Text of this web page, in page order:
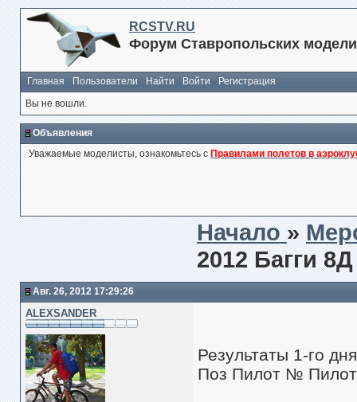
RCSTV.RU
Форум Ставропольских
Главная Пользователи Найти Войти
Регистрация
Вы не вошли.
Объявления
Уважаемые моделисты, ознакомьтесь с Правилами полетов в
Начало»
2012 Багги
Авг. 26, 2012 17:29:26
ALEXSANDER
Результаты 1-го
Поз Пилот № Пилот